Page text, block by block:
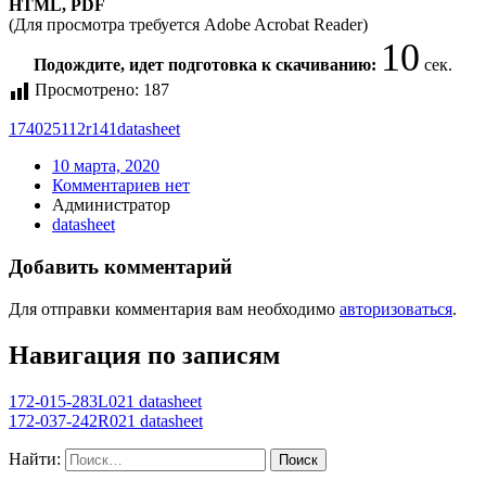
HTML, PDF
(Для просмотра требуется Adobe Acrobat Reader)
Подождите, идет подготовка к скачиванию: 10 сек.
Просмотрено: 187
174025112r141datasheet
10 марта, 2020
Комментариев нет
Администратор
datasheet
Добавить комментарий
Для отправки комментария вам необходимо авторизоваться.
Навигация по записям
172-015-283L021 datasheet
172-037-242R021 datasheet
Найти: